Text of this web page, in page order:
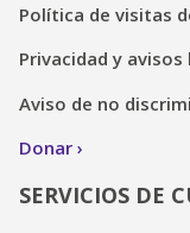
Política de visitas
Privacidad y avisos
Aviso de no
Donar
SERVICIOS DE